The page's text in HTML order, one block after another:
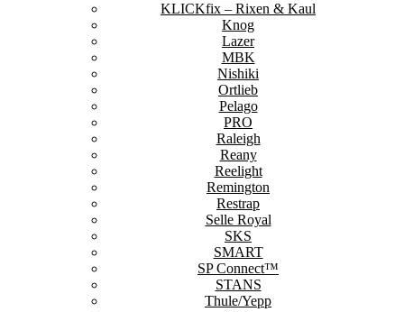
KLICKfix – Rixen & Kaul
Knog
Lazer
MBK
Nishiki
Ortlieb
Pelago
PRO
Raleigh
Reany
Reelight
Remington
Restrap
Selle Royal
SKS
SMART
SP Connect™
STANS
Thule/Yepp